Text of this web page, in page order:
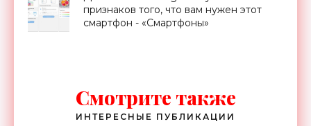
признаков того, что вам нужен этот
смартфон - «Смартфоны»
Смотрите также
ИНТЕРЕСНЫЕ ПУБЛИКАЦИИ